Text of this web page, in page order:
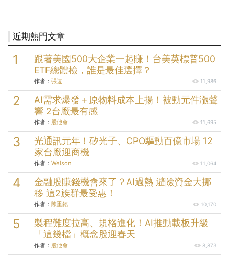
近期熱門文章
跟著美國500大企業一起賺！台美英標普500
ETF總體檢，誰是最佳選擇？
作者： 張遠 11,986
AI需求爆發＋原物料成本上揚！被動元件漲聲
響 2台廠最有感
作者： 股他命 11,695
光通訊元年！矽光子、CPO驅動百億市場 12
家台廠迎商機
作者： Welson 11,064
金融股賺錢機會來了？AI過熱 避險資金大挪
移 這2族群最受惠！
作者： 陳重銘 10,170
製程難度拉高、規格進化！AI推動載板升級
「這幾檔」概念股迎春天
作者： 股他命 8,873